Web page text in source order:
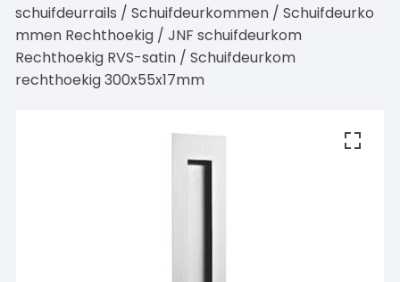
schuifdeurrails /Schuifdeurkommen /Schuifdeurko
mmen Rechthoekig /JNF schuifdeurkom
Rechthoekig RVS-satin / Schuifdeurkom
rechthoekig 300x55x17mm